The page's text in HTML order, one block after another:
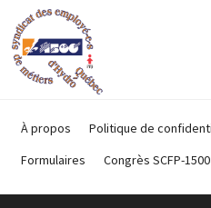
Passer
au
contenu
À propos Politique de
Formulaires
Congrès SCFP-1500